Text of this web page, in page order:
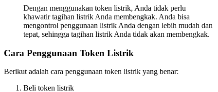
Dengan menggunakan token listrik, Anda tidak perlu
khawatir tagihan listrik Anda membengkak. Anda bisa
mengontrol penggunaan listrik Anda dengan lebih mudah dan
tepat, sehingga tagihan listrik Anda tidak akan membengkak.
Cara Penggunaan Token Listrik
Berikut adalah cara penggunaan token listrik yang benar:
Beli token listrik